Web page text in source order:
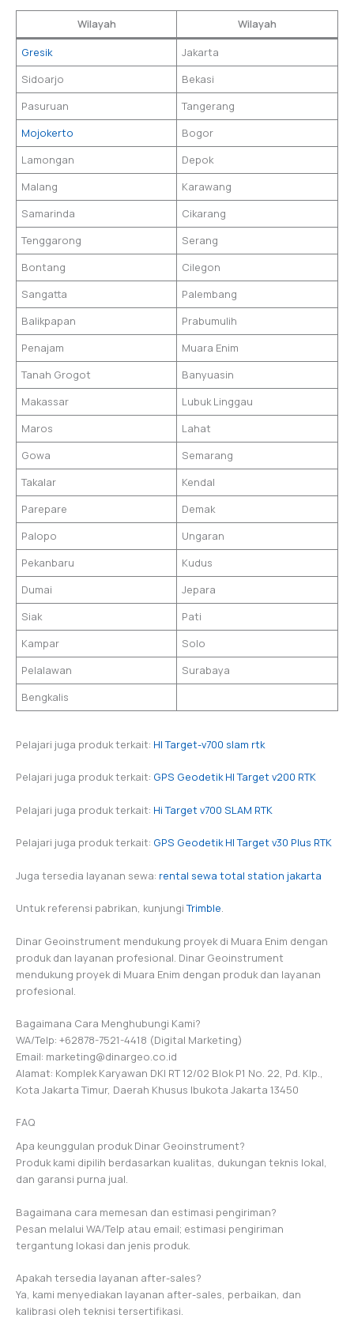
Wilayah
Wilayah
Gresik
Jakarta
Sidoarjo
Bekasi
Pasuruan
Tangerang
Mojokerto
Bogor
Lamongan
Depok
Malang
Karawang
Samarinda
Cikarang
Tenggarong
Serang
Bontang
Cilegon
Sangatta
Palembang
Balikpapan
Prabumulih
Penajam
Muara Enim
Tanah Grogot
Banyuasin
Makassar
Lubuk Linggau
Maros
Lahat
Gowa
Semarang
Takalar
Kendal
Parepare
Demak
Palopo
Ungaran
Pekanbaru
Kudus
Dumai
Jepara
Siak
Pati
Kampar
Solo
Pelalawan
Surabaya
Bengkalis
Pelajari juga produk terkait: HI Target-v700 slam rtk
Pelajari juga produk terkait: GPS Geodetik HI Target v200 RTK
Pelajari juga produk terkait: Hi Target v700 SLAM RTK
Pelajari juga produk terkait: GPS Geodetik HI Target v30 Plus RTK
Juga tersedia layanan sewa: rental sewa total station jakarta
Untuk referensi pabrikan, kunjungiTrimble.
Dinar Geoinstrument mendukung proyek di Muara Enim dengan
produk dan layanan profesional. Dinar Geoinstrument
mendukung proyek di Muara Enim dengan produk dan layanan
profesional.
Bagaimana Cara Menghubungi Kami?
WA/Telp: +62878-7521-4418 (Digital Marketing)
Email: marketing@dinargeo.co.id
Alamat: Komplek Karyawan DKI RT 12/02 Blok P1 No. 22, Pd. Klp.,
Kota Jakarta Timur, Daerah Khusus Ibukota Jakarta 13450
FAQ
Apa keunggulan produk Dinar Geoinstrument?
Produk kami dipilih berdasarkan kualitas, dukungan teknis lokal,
dan garansi purna jual.
Bagaimana cara memesan dan estimasi pengiriman?
Pesan melalui WA/Telp atau email; estimasi pengiriman
tergantung lokasi dan jenis produk.
Apakah tersedia layanan after-sales?
Ya, kami menyediakan layanan after-sales, perbaikan, dan
kalibrasi oleh teknisi tersertifikasi.